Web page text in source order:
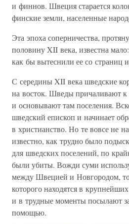
и финнов. Швеция старается
финские земли, населенные
Эта эпоха соперничества,
половину XII века, известна
как бы вытеснили ее со страниц
С середины XII века шведские
на восток. Шведы причаливают
и основывают там поселения.
шведский епископ и начинает
в христианство. Но те вовсе не
известно, как трудно было
для шведских поселений, по
были убиты. Вожди суми
между Швецией и Новгородом,
которого находятся в
и в трудные моменты посылают
помощью.